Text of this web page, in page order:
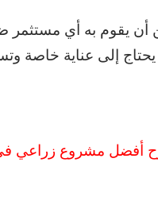
يقوم به أي مستثمر
يحتاج إلى عناية خاصة
أفضل مشروع زراعي